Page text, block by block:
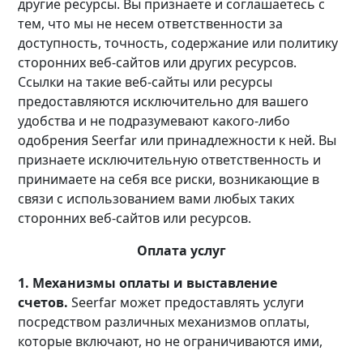
другие ресурсы. Вы признаете и соглашаетесь с
тем, что мы не несем ответственности за
доступность, точность, содержание или политику
сторонних веб-сайтов или других ресурсов.
Ссылки на такие веб-сайты или ресурсы
предоставляются исключительно для вашего
удобства и не подразумевают какого-либо
одобрения Seerfar или принадлежности к ней. Вы
признаете исключительную ответственность и
принимаете на себя все риски, возникающие в
связи с использованием вами любых таких
сторонних веб-сайтов или ресурсов.
Оплата услуг
1. Механизмы оплаты и выставление
счетов.Seerfar может предоставлять услуги
посредством различных механизмов оплаты,
которые включают, но не ограничиваются ими,